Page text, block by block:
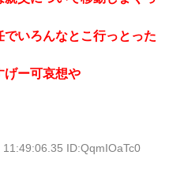
いろんなとこ行っとった
げー可哀想や
ID:QqmIOaTc0